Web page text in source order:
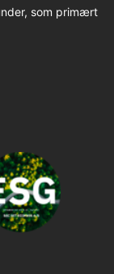
som primært